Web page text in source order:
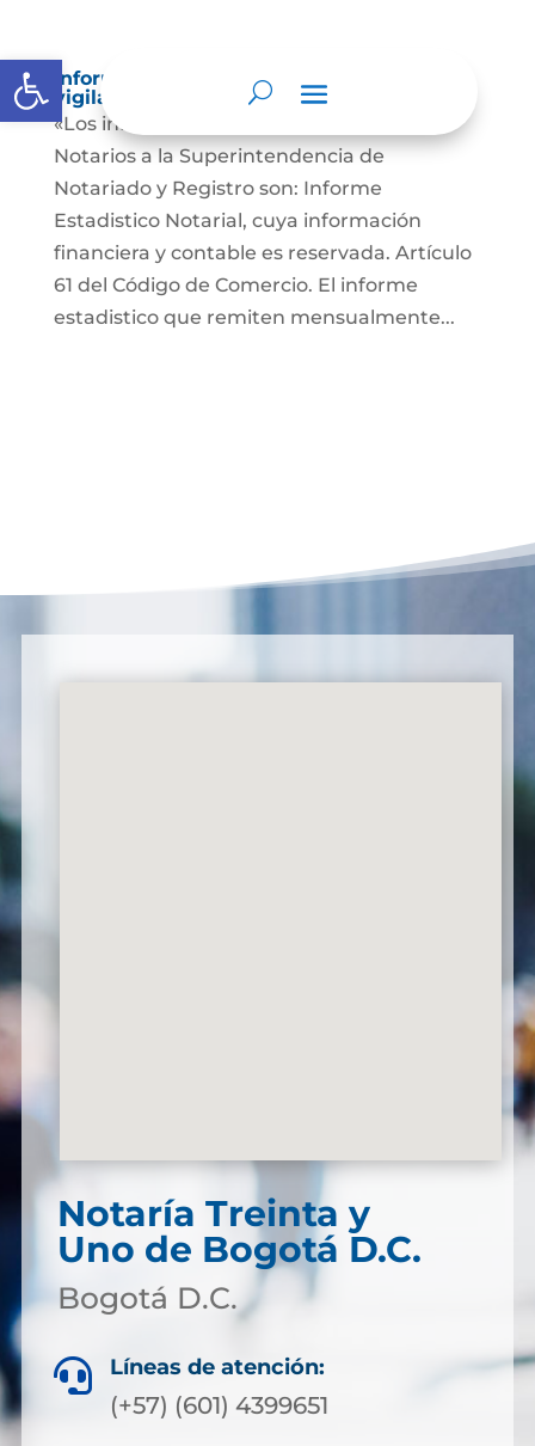
Abrir barra de herramientas
Informes a organismos de inspección,
vigilancia y control
«Los informes que presentan los Señores
Notarios a la Superintendencia de
Notariado y Registro son: Informe
Estadistico Notarial, cuya información
financiera y contable es reservada. Artículo
61 del Código de Comercio. El informe
estadistico que remiten mensualmente...
Notaría Treinta y
Uno de Bogotá D.C.
Bogotá D.C.
 Líneas de atención:
(+57) (601) 4399651